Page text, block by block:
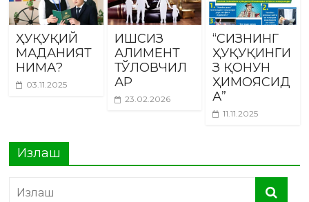
ҲУҚУҚИЙ
МАДАНИЯТ
НИМА?
03.11.2025
ИШСИЗ
АЛИМЕНТ
ТЎЛОВЧИЛ
АР
23.02.2026
“СИЗНИНГ
ҲУҚУҚИНГИ
З ҚОНУН
ҲИМОЯСИД
А”
11.11.2025
Излаш